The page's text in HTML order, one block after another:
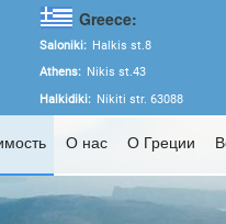
Greece:
Saloniki: Halkis st.8
Athens: Nikis st.43
Halkidiki: Nikiti str. 63088
О нас О Греции